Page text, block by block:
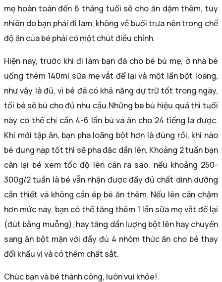
mẹ hoàn toàn đến 6 tháng tuổi sẽ cho ăn dặm thêm, tuy
nhiên do bạn phải đi làm, không về buổi trưa nên trong chế
độ ăn của bé phải có một chút điều chỉnh.
Hiện nay, trước khi đi làm bạn đã cho bé bú mẹ, ở nhà bé
uống thêm 140ml sữa mẹ vắt để lại và một lần bột loãng,
như vậy là đủ, vì bé đã có khả năng dự trữ tốt trong ngày,
tối bé sẽ bú cho đủ nhu cầu.Những bé bú hiệu quả thì tuổi
này có thể chỉ cần 4-6 lần bú và ăn cho 24 tiếng là được.
Khi mới tập ăn, bạn pha loãng bột hơn là đúng rồi, khi nào
bé dung nạp tốt thì sẽ pha đặc dần lên. Khoảng 2 tuần bạn
cân lại bé xem tốc độ lên cân ra sao, nếu khoảng 250-
300g/2 tuần là bé vẫn nhận được đầy đủ chất dinh dưỡng
cần thiết và không cần ép bé ăn thêm. Nếu lên cân chậm
hơn mức này, bạn có thể tăng thêm 1 lần sữa mẹ vắt để lại
(đút bằng muỗng), hay tăng dần lượng bột lên hay chuyển
sang ăn bột mặn với đầy đủ 4 nhóm thức ăn cho bé thay
đổi khẩu vị và có thêm chất sắt.
Chúc bạn và bé thành công, luôn vui khỏe!